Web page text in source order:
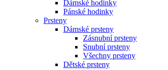
Dámské hodinky
Pánské hodinky
Prsteny
Dámské prsteny
Zásnubní prsteny
Snubní prsteny
Všechny prsteny
Dětské prsteny